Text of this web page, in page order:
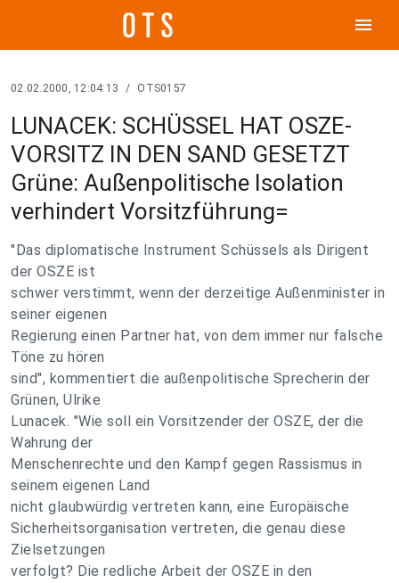
menu
02.02.2000, 12:04:13 / OTS0157
LUNACEK: SCHÜSSEL HAT OSZE-
VORSITZ IN DEN SAND GESETZT
Grüne: Außenpolitische Isolation
verhindert Vorsitzführung=
"Das diplomatische Instrument Schüssels als Dirigent
der OSZE ist
schwer verstimmt, wenn der derzeitige Außenminister in
seiner eigenen
Regierung einen Partner hat, von dem immer nur falsche
Töne zu hören
sind", kommentiert die außenpolitische Sprecherin der
Grünen, Ulrike
Lunacek. "Wie soll ein Vorsitzender der OSZE, der die
Wahrung der
Menschenrechte und den Kampf gegen Rassismus in
seinem eigenen Land
nicht glaubwürdig vertreten kann, eine Europäische
Sicherheitsorganisation vertreten, die genau diese
Zielsetzungen
verfolgt? Die redliche Arbeit der OSZE in den